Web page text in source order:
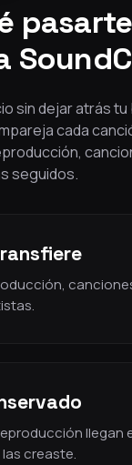
sin dejar atrás
cada
seguidos.
llegan
creaste.